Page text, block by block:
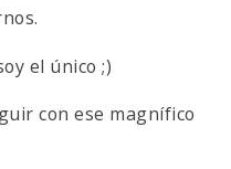
el único ;)
con ese magnífico